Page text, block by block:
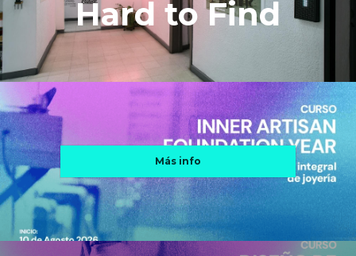
Hard to Find
Más info